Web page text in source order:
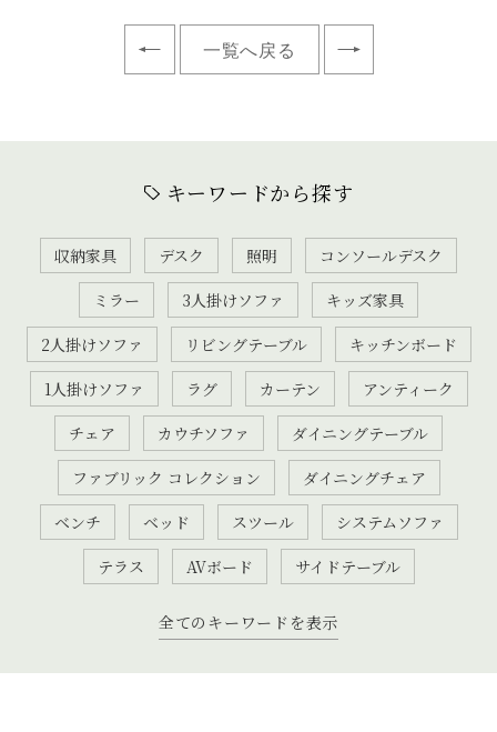
一覧へ戻る
キーワードから探す
収納家具 デスク 照明
コンソールデスク
ミラー
3人掛けソファ
キッズ家具
2人掛けソファ
リビングテーブル
キッチンボード
1人掛けソファ
ラグ カーテン
アンティーク
チェア
カウチソファ
ダイニングテーブル
ファブリック コレクション
ダイニングチェア
ベンチ
ベッド スツール
システムソファ
テラス
AVボード サイドテーブル
全てのキーワードを表示